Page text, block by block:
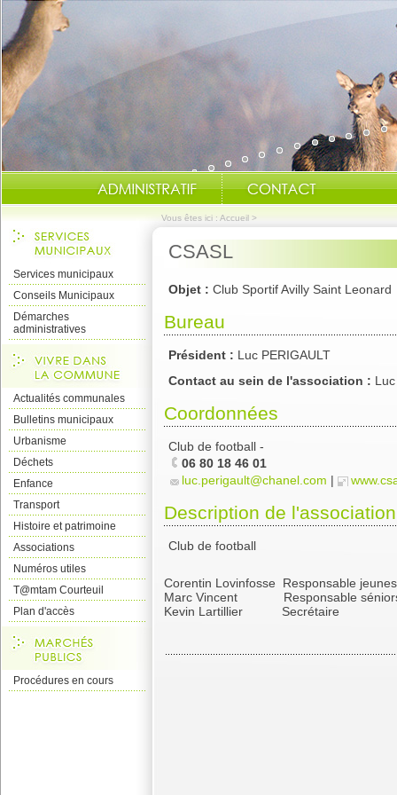
Vous êtes ici : Accueil >
Services municipaux
Conseils Municipaux
Démarches
administratives
Actualités communales
Bulletins municipaux
Urbanisme
Déchets
Enfance
Transport
Histoire et patrimoine
Associations
Numéros utiles
T@mtam Courteuil
Plan d'accès
Procédures en cours
CSASL
Objet : Club Sportif Avilly Saint Leonard
Bureau
Président : Luc PERIGAULT
Contact au sein de l'association :
Coordonnées
Club de football -
06 80 18 46 01
luc.perigault@chanel.com |
Description de
Club de football
Corentin Lovinfosse Responsable
Marc Vincent Responsable séniors
Kevin Lartillier Secrétaire